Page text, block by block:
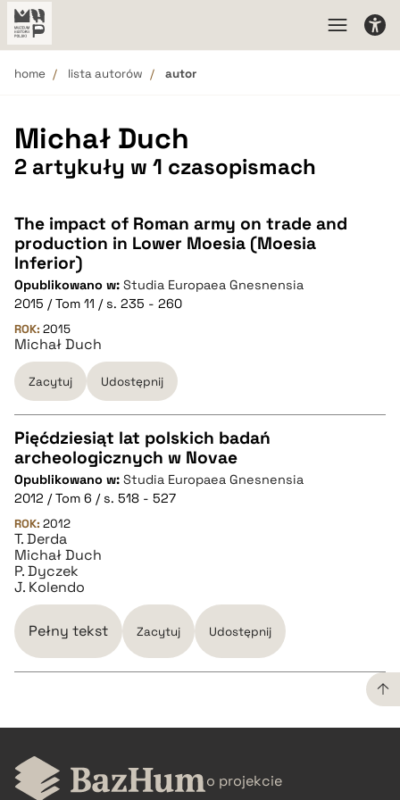
home lista autorów autor
Michał Duch
2 artykuły w 1 czasopismach
The impact of Roman army on trade and
production in Lower Moesia (Moesia
Inferior)
Opublikowano w: Studia Europaea Gnesnensia
2015 / Tom 11 / s. 235 - 260
ROK: 2015
Michał Duch
Zacytuj Udostępnij
CZYSTY TEKST
pobierz cytat
BIBTEX
pobierz cytat
Pięćdziesiąt lat polskich badań
archeologicznych w Novae
Opublikowano w: Studia Europaea Gnesnensia
2012 / Tom 6 / s. 518 - 527
ROK: 2012
T. Derda
Michał Duch
P. Dyczek
J. Kolendo
Pełny tekst Zacytuj Udostępnij
CZYSTY TEKST
pobierz cytat o projekcie